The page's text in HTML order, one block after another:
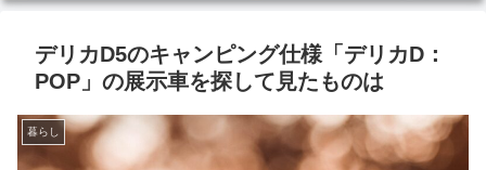
デリカD5のキャンピング仕様「デリカD：
POP」の展示車を探して見たものは
暮らし